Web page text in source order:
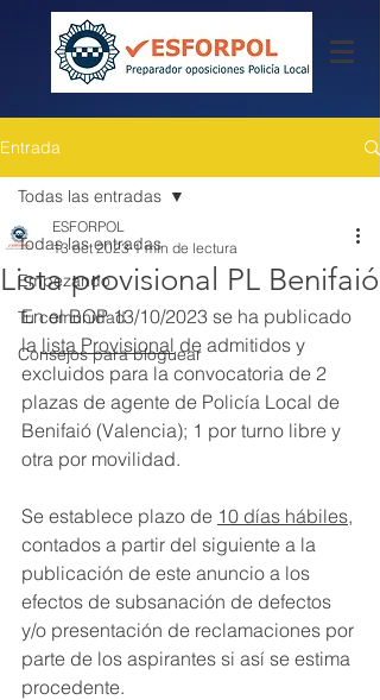
Entrada
Todas las entradas
Empezando
Tu comunidad
Consejos para bloguear
Todas las entradas
Lista provisional PL Benifaió
ESFORPOL
13 oct 2023 1 min de lectura
En el BOP 13/10/2023 se ha publicado
la lista Provisional de admitidos y
excluidos para la convocatoria de 2
plazas de agente de Policía Local de
Benifaió (Valencia); 1 por turno libre y
otra por movilidad.
Se establece plazo de 10 días hábiles,
contados a partir del siguiente a la
publicación de este anuncio a los
efectos de subsanación de defectos
y/o presentación de reclamaciones por
parte de los aspirantes si así se estima
procedente.